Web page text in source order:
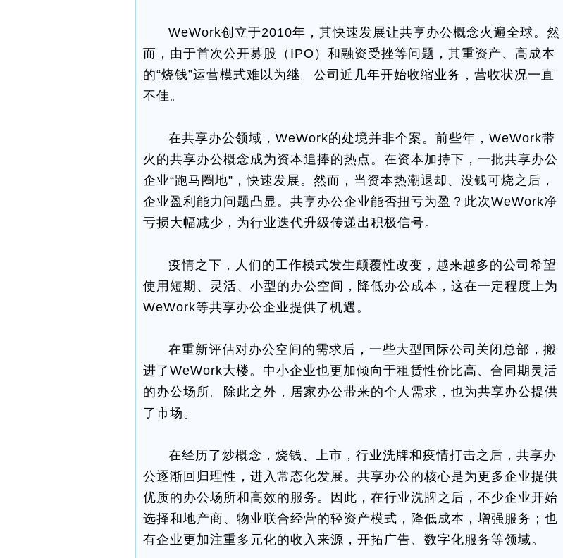
WeWork创立于2010年，其快速发展让共享办公概念火遍全球。然
而，由于首次公开募股（IPO）和融资受挫等问题，其重资产、高成本
的“烧钱”运营模式难以为继。公司近几年开始收缩业务，营收状况一直
不佳。
在共享办公领域，WeWork的处境并非个案。前些年，WeWork带
火的共享办公概念成为资本追捧的热点。在资本加持下，一批共享办公
企业“跑马圈地”，快速发展。然而，当资本热潮退却、没钱可烧之后，
企业盈利能力问题凸显。共享办公企业能否扭亏为盈？此次WeWork净
亏损大幅减少，为行业迭代升级传递出积极信号。
疫情之下，人们的工作模式发生颠覆性改变，越来越多的公司希望
使用短期、灵活、小型的办公空间，降低办公成本，这在一定程度上为
WeWork等共享办公企业提供了机遇。
在重新评估对办公空间的需求后，一些大型国际公司关闭总部，搬
进了WeWork大楼。中小企业也更加倾向于租赁性价比高、合同期灵活
的办公场所。除此之外，居家办公带来的个人需求，也为共享办公提供
了市场。
在经历了炒概念，烧钱、上市，行业洗牌和疫情打击之后，共享办
公逐渐回归理性，进入常态化发展。共享办公的核心是为更多企业提供
优质的办公场所和高效的服务。因此，在行业洗牌之后，不少企业开始
选择和地产商、物业联合经营的轻资产模式，降低成本，增强服务；也
有企业更加注重多元化的收入来源，开拓广告、数字化服务等领域。